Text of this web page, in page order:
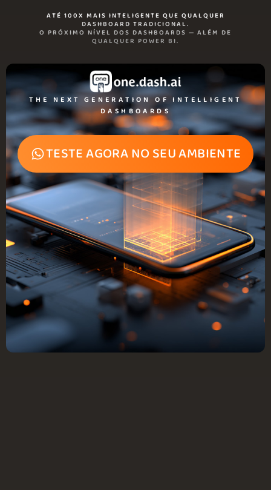
ATÉ 100X MAIS INTELIGENTE QUE QUALQUER
DASHBOARD TRADICIONAL.
O PRÓXIMO NÍVEL DOS DASHBOARDS — ALÉM DE
QUALQUER POWER BI.
THE NEXT GENERATION OF INTELLIGENT
DASHBOARDS
TESTE AGORA NO SEU AMBIENTE